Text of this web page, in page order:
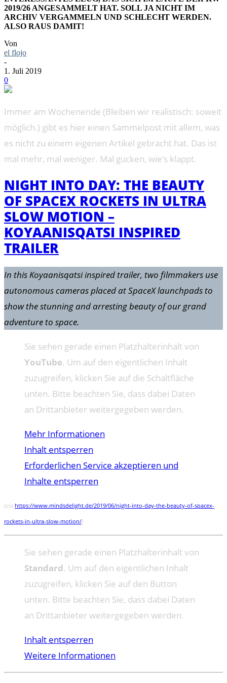
2019/26 ANGESAMMELT HAT. SOLL JA NICHT IM
ARCHIV VERGAMMELN UND SCHLECHT WERDEN.
ALSO RAUS DAMIT!
Von
el flojo
-
1. Juli 2019
0
Immer am Wochenende (Bleiben wir realistisch: soweit
möglich.) gibt es hier einen Sammelpost mit allem, was
es nicht zu einem eigenen Artikel gebracht hat. Das ist
mal mehr, mal weniger. Mal gucken, wie’s klappt.
NIGHT INTO DAY: THE BEAUTY
OF SPACEX ROCKETS IN ULTRA
SLOW MOTION –
KOYAANISQATSI INSPIRED
TRAILER
In this Koyaanisqatsi inspired trailer, two filmmakers use
autonomous cameras placed at SpaceX launchpads to
show the stunning and arresting beauty of our grand
adventure to space.
Sie sehen gerade einen Platzhalterinhalt von
YouTube. Um auf den eigentlichen Inhalt
zuzugreifen, klicken Sie auf die Schaltfläche
unten. Bitte beachten Sie, dass dabei Daten
an Drittanbieter weitergegeben werden.
Mehr Informationen
Inhalt entsperren
Erforderlichen Service akzeptieren und
Inhalte entsperren
(via https://www.mindsdelight.de/2019/06/night-into-day-the-beauty-of-spacex-
rockets-in-ultra-slow-motion/)
Sie sehen gerade einen Platzhalterinhalt von
Standard. Um auf den eigentlichen Inhalt
zuzugreifen, klicken Sie auf den Button
unten. Bitte beachten Sie, dass dabei Daten
an Drittanbieter weitergegeben werden.
Inhalt entsperren
Weitere Informationen